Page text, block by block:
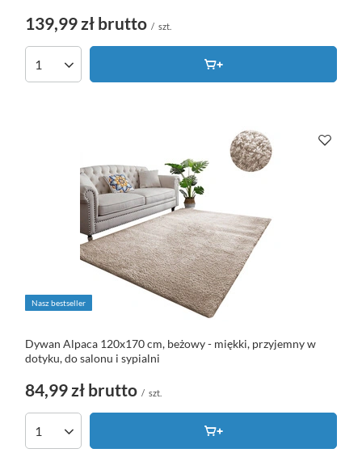
139,99 zł brutto / szt.
Nasz bestseller
Dywan Alpaca 120x170 cm, beżowy - miękki, przyjemny w
dotyku, do salonu i sypialni
84,99 zł brutto / szt.